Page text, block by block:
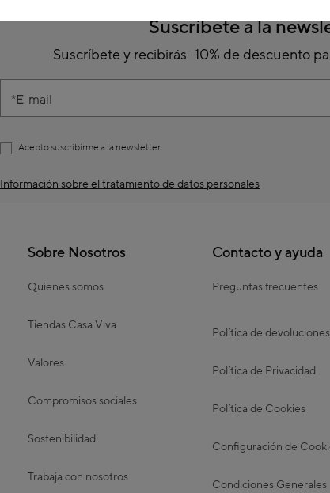
Suscríbete a la
Suscríbete y recibirás -10% de descuento
E-mail
Acepto suscribirme a la newsletter
Información sobre el tratamiento de datos personales
Sobre Nosotros
Quienes somos
Tiendas Casa Viva
Valores
Compromisos sociales
Sostenibilidad
Trabaja con nosotros
Contacto y ayuda
Preguntas frecuentes
Política de devoluciones
Política de Privacidad
Política de Cookies
Configuración de
Condiciones Generales